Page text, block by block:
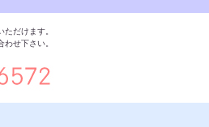
だけます。
せ下さい。